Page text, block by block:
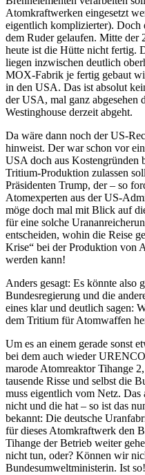
Atomkraftwerken eingesetzt
eigentlich komplizierter). Doch
dem Ruder gelaufen. Mitte der
heute ist die Hütte nicht fertig.
liegen inzwischen deutlich
MOX-Fabrik je fertig gebaut
in den USA. Das ist absolut
der USA, mal ganz abgesehen
Westinghouse derzeit abgeht.
Da wäre dann noch der US-
hinweist. Der war schon vor
USA doch aus Kostengründen
Tritium-Produktion zulassen
Präsidenten Trump, der – so
Atomexperten aus der US-
möge doch mal mit Blick auf
für eine solche
entscheiden, wohin die Reise
Krise“ bei der Produktion von
werden kann!
Anders gesagt: Es könnte also
Bundesregierung und die
eines klar und deutlich sagen:
dem Tritium für Atomwaffen
Um es an einem gerade sonst
bei dem auch wieder
marode Atomreaktor Tihange
tausende Risse und selbst die
muss eigentlich vom Netz.
nicht und die hat – so ist das
bekannt: Die deutsche
für dieses Atomkraftwerk den
Tihange der Betrieb weiter
nicht tun, oder? Können wir
Bundesumweltministerin. Ist